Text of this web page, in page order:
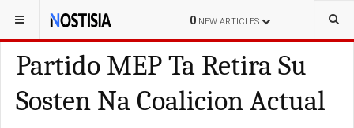
0 NEW ARTICLES
YOU ARE HERE: ARUBA
Partido MEP Ta Retira Su
Sosten Na Coalicion Actual